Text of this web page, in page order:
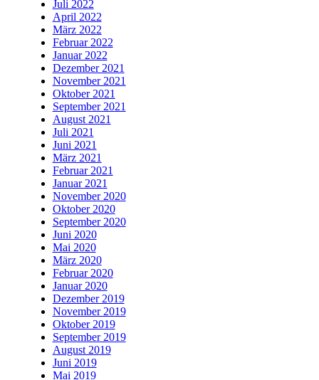
Juli 2022
April 2022
März 2022
Februar 2022
Januar 2022
Dezember 2021
November 2021
Oktober 2021
September 2021
August 2021
Juli 2021
Juni 2021
März 2021
Februar 2021
Januar 2021
November 2020
Oktober 2020
September 2020
Juni 2020
Mai 2020
März 2020
Februar 2020
Januar 2020
Dezember 2019
November 2019
Oktober 2019
September 2019
August 2019
Juni 2019
Mai 2019